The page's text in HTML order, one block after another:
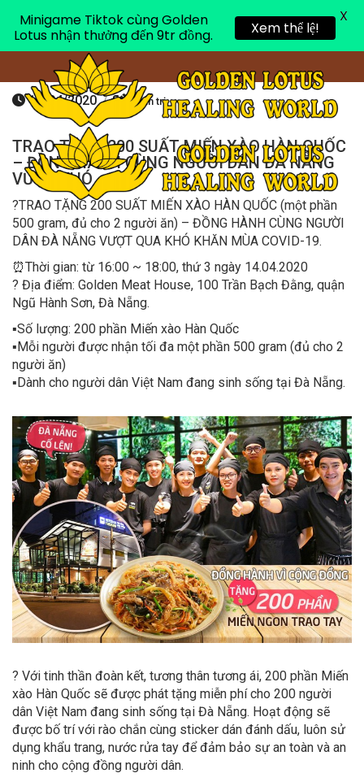
13/04/2020 / Quản trị
TRAO TẶNG 200 SUẤT MIẾN XÀO HÀN QUỐC
– ĐỒNG HÀNH CÙNG NGƯỜI DÂN ĐÀ NẴNG
VƯỢT KHÓ
?TRAO TẶNG 200 SUẤT MIẾN XÀO HÀN QUỐC (một phần
500 gram, đủ cho 2 người ăn) – ĐỒNG HÀNH CÙNG NGƯỜI
DÂN ĐÀ NẴNG VƯỢT QUA KHÓ KHĂN MÙA COVID-19.
⏰Thời gian: từ 16:00 ~ 18:00, thứ 3 ngày 14.04.2020
? Địa điểm: Golden Meat House, 100 Trần Bạch Đằng, quận
Ngũ Hành Sơn, Đà Nẵng.
▪️Số lượng: 200 phần Miến xào Hàn Quốc
▪️Mỗi người được nhận tối đa một phần 500 gram (đủ cho 2
người ăn)
▪️Dành cho người dân Việt Nam đang sinh sống tại Đà Nẵng.
? ️ Với tinh thần đoàn kết, tương thân tương ái, 200 phần Miến
xào Hàn Quốc sẽ được phát tặng miễn phí cho 200 người
dân Việt Nam đang sinh sống tại Đà Nẵng. Hoạt động sẽ
được bố trí với rào chắn cùng sticker dán đánh dấu, luôn sử
dụng khẩu trang, nước rửa tay để đảm bảo sự an toàn và an
ninh cho cộng đồng người dân.
Minigame Tiktok cùng Golden
Lotus nhận thưởng đến 9tr đồng.
Xem thể lệ!
X